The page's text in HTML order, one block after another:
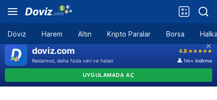
Döviz Harem Altın Kripto Paralar Borsa